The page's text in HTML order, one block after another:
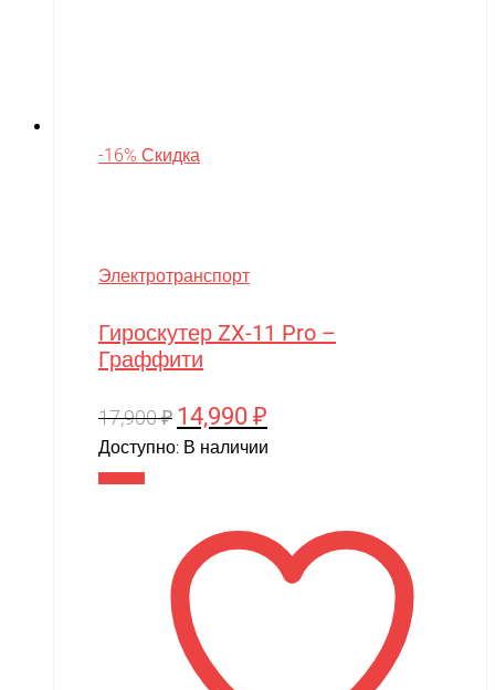
-16% Скидка
Электротранспорт
Гироскутер ZX-11 Pro –
Граффити
17,900₽ Первоначальная
цена
14,990 ₽
цена:
Доступно: В наличии